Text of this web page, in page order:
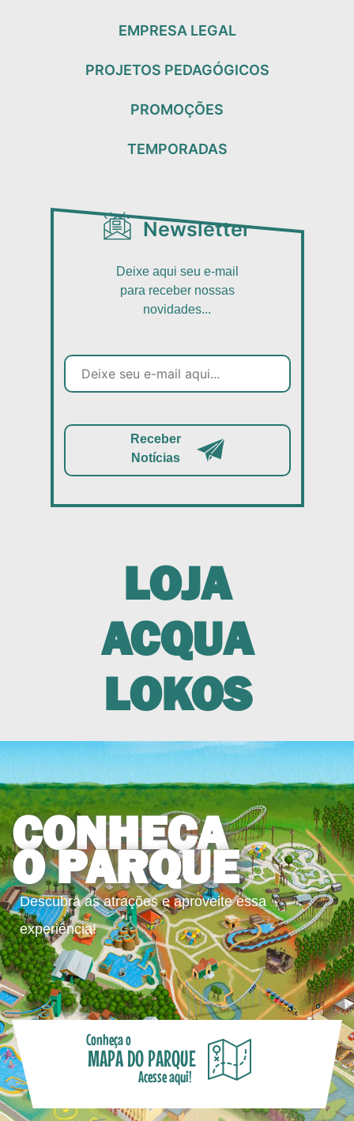
EMPRESA LEGAL
PROJETOS PEDAGÓGICOS
PROMOÇÕES
TEMPORADAS
Newsletter
Deixe aqui seu e-mail
para receber nossas
novidades...
Receber
Notícias
LOJA
ACQUA
LOKOS
CONHEÇA
O PARQUE
Descubra as atrações e aproveite essa
experiência!
Conheça o
MAPA DO PARQUE
Acesse aqui!